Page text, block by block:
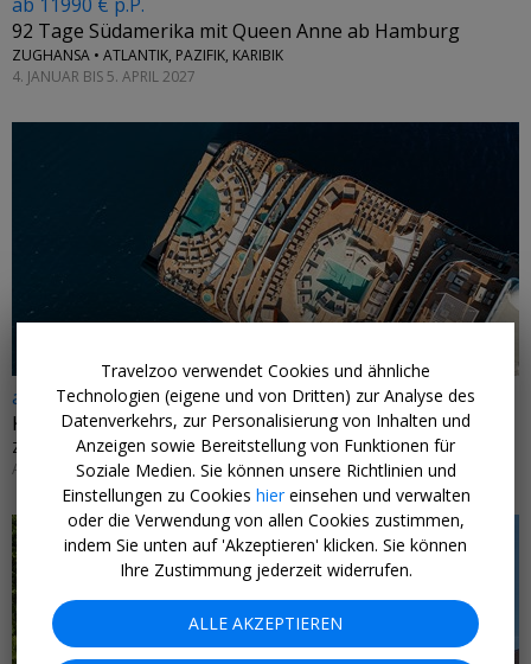
92 Tage Südamerika mit Queen Anne ab Hamburg
ZUGHANSA • ATLANTIK, PAZIFIK, KARIBIK
4. JANUAR BIS 5. APRIL 2027
ab 4395 € p.P.
Kanada & Alaska mit neuer Explora III, -22%
ZUGHANSA • NORDAMERIKA
AUGUST/SEPTEMBER 2027
Travelzoo verwendet Cookies und ähnliche
Technologien (eigene und von Dritten) zur Analyse des
Datenverkehrs, zur Personalisierung von Inhalten und
Anzeigen sowie Bereitstellung von Funktionen für
Soziale Medien. Sie können unsere Richtlinien und
Einstellungen zu Cookies hiereinsehen und verwalten
oder die Verwendung von allen Cookies zustimmen,
indem Sie unten auf 'Akzeptieren' klicken. Sie können
Ihre Zustimmung jederzeit widerrufen.
ALLE AKZEPTIEREN